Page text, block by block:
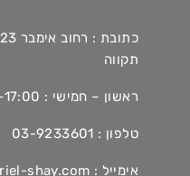
תקווה
ראשון – חמישי : 08:00-17:00
טלפון : 03-9233601
אימייל : shay.com